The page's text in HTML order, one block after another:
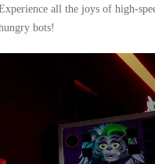
all the joys of high-
bots!